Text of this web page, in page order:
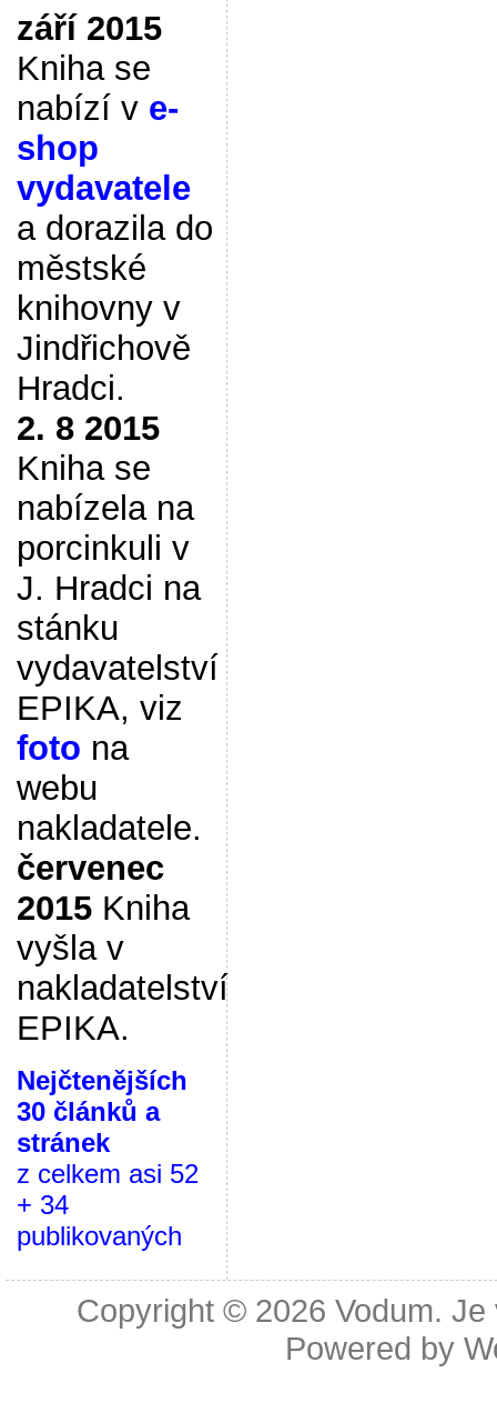
září 2015
Kniha se
nabízí v e-
shop
vydavatele
a dorazila do
městské
knihovny v
Jindřichově
Hradci.
2. 8 2015
Kniha se
nabízela na
porcinkuli v
J. Hradci na
stánku
vydavatelství
EPIKA, viz
foto na
webu
nakladatele.
červenec
2015Kniha
vyšla v
nakladatelství
EPIKA.
Nejčtenějších
30 článků a
stránek
z celkem asi 52
+ 34
publikovaných
Copyright © 2026 Vodum.
Powered by